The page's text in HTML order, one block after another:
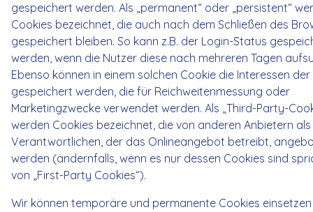
gespeichert werden. Als „permanent“ oder „persistent“
Cookies bezeichnet, die auch nach dem Schließen des
gespeichert bleiben. So kann z.B. der Login-Status
werden, wenn die Nutzer diese nach mehreren Tagen
Ebenso können in einem solchen Cookie die Interessen
gespeichert werden, die für Reichweitenmessung oder
Marketingzwecke verwendet werden. Als „Third-Party-
werden Cookies bezeichnet, die von anderen Anbietern
Verantwortlichen, der das Onlineangebot betreibt,
werden (andernfalls, wenn es nur dessen Cookies sind
von „First-Party Cookies“).
Wir können temporäre und permanente Cookies